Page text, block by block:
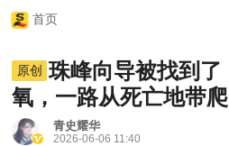
首页
原创
珠峰向导被找到
氧，一路从死亡地带
青史耀华
2026-06-06 11:40